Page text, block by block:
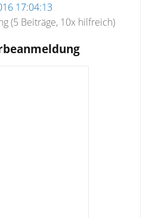
17:04:13
(5 Beiträge, 10x hilfreich)